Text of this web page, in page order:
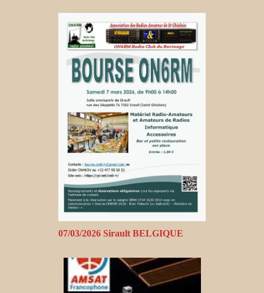
07/03/2026 Sirault BELGIQUE